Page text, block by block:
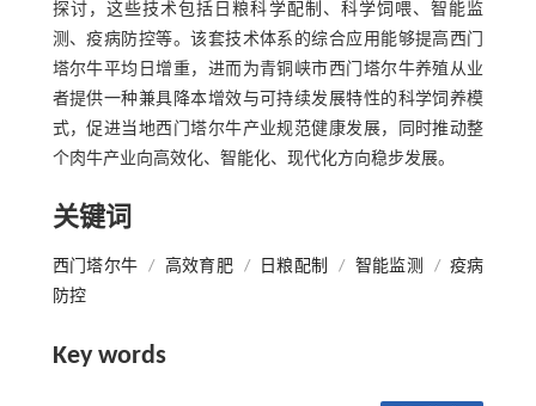
探讨，这些技术包括日粮科学配制、科学饲喂、智能监
测、疫病防控等。该套技术体系的综合应用能够提高西门
塔尔牛平均日增重，进而为青铜峡市西门塔尔牛养殖从业
者提供一种兼具降本增效与可持续发展特性的科学饲养模
式，促进当地西门塔尔牛产业规范健康发展，同时推动整
个肉牛产业向高效化、智能化、现代化方向稳步发展。
关键词
西门塔尔牛 / 高效育肥 / 日粮配制 / 智能监测 / 疫病
防控
Key words